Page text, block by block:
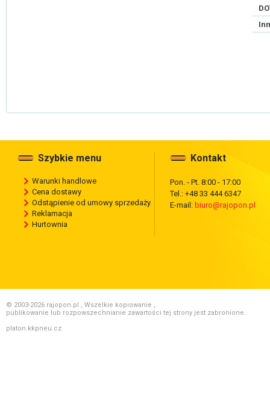
Szybkie menu
Warunki handlowe
Cena dostawy
Odstąpienie od umowy sprzedaży
Reklamacja
Hurtownia
Kontakt
Pon. - Pt. 8:00 - 17:00
Tel.: +48 33 444 6347
E-mail: biuro@rajopon.pl
© 2003-2026 rajopon.pl , Wszelkie kopiowanie ,
publikowanie lub rozpowszechnianie zawartości tej strony jest zabronione.
platon.kkpneu.cz